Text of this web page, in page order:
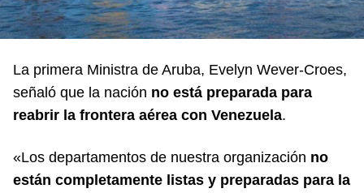
La primera Ministra de Aruba, Evelyn Wever-Croes,
señaló que la nación no está preparada para
reabrir la frontera aérea con Venezuela.
«Los departamentos de nuestra organización no
están completamente listas y preparadas para la